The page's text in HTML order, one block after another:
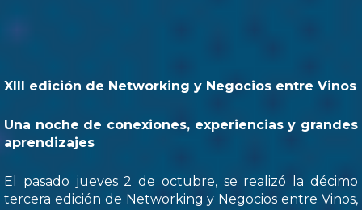
XIII edición de Networking y Negocios entre Vinos
Una noche de conexiones, experiencias y grandes
aprendizajes
El pasado jueves 2 de octubre, se realizó la décimo
tercera edición de Networking y Negocios entre Vinos,